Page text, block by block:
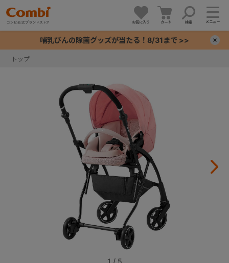
お気に入り カート 検索 メニュー
哺乳びんの除菌グッズが当たる！8/31まで >>
トップ